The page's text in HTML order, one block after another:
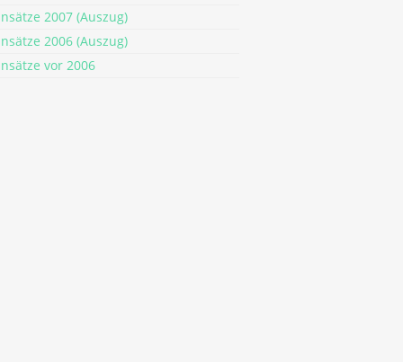
2007 (Auszug)
2006 (Auszug)
vor 2006